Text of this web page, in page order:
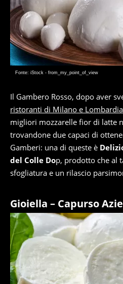
Fonte: iStock - from_my_point_of_view
Il Gambero Rosso, dopo aver
ristoranti di Milano e Lombardia
migliori mozzarelle fior di latte
trovandone due capaci di
Gamberi: una di queste è
del Colle Dop, prodotto che al
sfogliatura e un rilascio
Gioiella – Capurso